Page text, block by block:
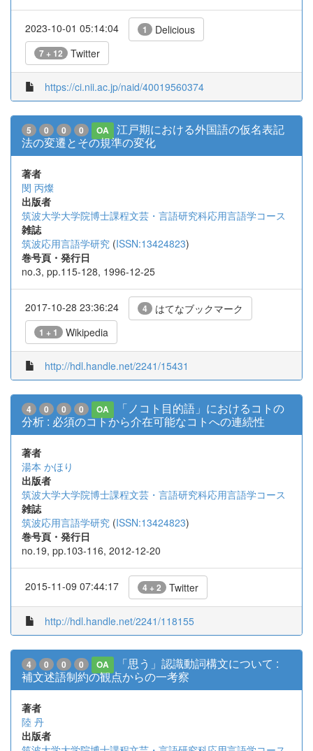
2023-10-01 05:14:04 1 Delicious
7 + 12 Twitter
https://ci.nii.ac.jp/naid/40019560374
5 0 0 0 OA
江戸期における外国語の仮名表記
法の変遷とその規準の変化
著者
閔 丙燦
出版者
筑波大学大学院博士課程文芸・言語研究科応用言語学コース
雑誌
筑波応用言語学研究 (ISSN:13424823)
巻号頁・発行日
no.3, pp.115-128, 1996-12-25
2017-10-28 23:36:24 4 はてなブックマーク
1 + 1 Wikipedia
http://hdl.handle.net/2241/15431
4 0 0 0 OA
「ノコト目的語」におけるコトの
分析 : 必須のコトから介在可能なコトへの連続性
著者
湯本 かほり
出版者
筑波大学大学院博士課程文芸・言語研究科応用言語学コース
雑誌
筑波応用言語学研究 (ISSN:13424823)
巻号頁・発行日
no.19, pp.103-116, 2012-12-20
2015-11-09 07:44:17 4 + 2 Twitter
http://hdl.handle.net/2241/118155
4 0 0 0 OA
「思う」認識動詞構文について :
補文述語制約の観点からの一考察
著者
陸 丹
出版者